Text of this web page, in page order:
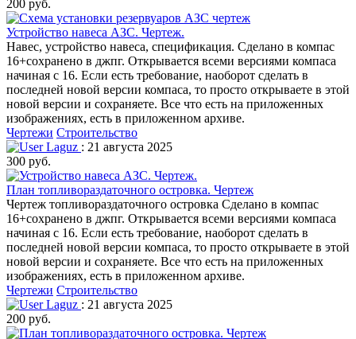
200 руб.
Устройство навеса АЗС. Чертеж.
Навес, устройство навеса, спецификация. Сделано в компас
16+сохранено в джпг. Открывается всеми версиями компаса
начиная с 16. Если есть требование, наоборот сделать в
последней новой версии компаса, то просто открываете в этой
новой версии и сохраняете. Все что есть на приложенных
изображениях, есть в приложенном архиве.
Чертежи Строительство
Laguz : 21 августа 2025
300 руб.
План топливораздаточного островка. Чертеж
Чертеж топливораздаточного островка Сделано в компас
16+сохранено в джпг. Открывается всеми версиями компаса
начиная с 16. Если есть требование, наоборот сделать в
последней новой версии компаса, то просто открываете в этой
новой версии и сохраняете. Все что есть на приложенных
изображениях, есть в приложенном архиве.
Чертежи Строительство
Laguz : 21 августа 2025
200 руб.